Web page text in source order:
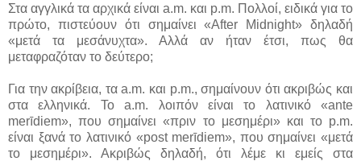
Στα αγγλικά τα αρχικά είναι a.m. και p.m. Πολλοί, ειδικά για το
πρώτο, πιστεύουν ότι σημαίνει «After Midnight» δηλαδή
«μετά τα μεσάνυχτα». Αλλά αν ήταν έτσι, πως θα
μεταφραζόταν το δεύτερο;
Για την ακρίβεια, τα a.m. και p.m., σημαίνουν ότι ακριβώς και
στα ελληνικά. Το a.m. λοιπόν είναι το λατινικό «ante
merīdiem», που σημαίνει «πριν το μεσημέρι» και το p.m.
είναι ξανά το λατινικό «post merīdiem», που σημαίνει «μετά
το μεσημέρι». Ακριβώς δηλαδή, ότι λέμε κι εμείς στα